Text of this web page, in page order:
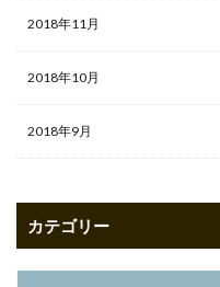
2018年11月
2018年10月
2018年9月
カテゴリー